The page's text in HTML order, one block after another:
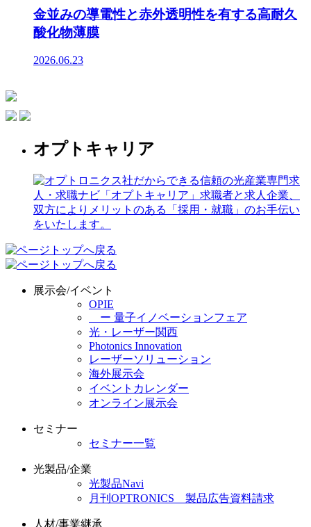
金並みの導電性と赤外透明性を有する高耐久
酸化物薄膜
2026.06.23
オプトキャリア
展示会/イベント
OPIE
ー 量子イノベーションフェア
光・レーザー関西
Photonics Innovation
レーザーソリューション
海外展示会
イベントカレンダー
オンライン展示会
セミナー
セミナー一覧
光製品/企業
光製品Navi
月刊OPTRONICS 製品広告資料請求
人材/事業継承